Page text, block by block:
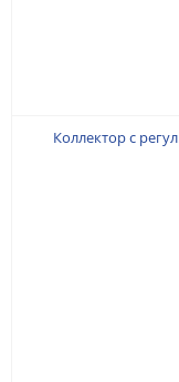
Коллектор с